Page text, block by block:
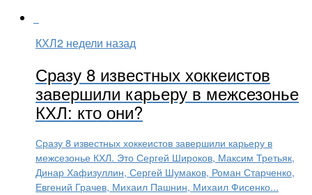
КХЛ2 недели назад
Сразу 8 известных хоккеистов
завершили карьеру в межсезонье
КХЛ: кто они?
Сразу 8 известных хоккеистов завершили карьеру в
межсезонье КХЛ. Это Сергей Широков, Максим Третьяк,
Динар Хафизуллин, Сергей Шумаков, Роман Старченко,
Евгений Грачев, Михаил Пашнин, Михаил Фисенко...